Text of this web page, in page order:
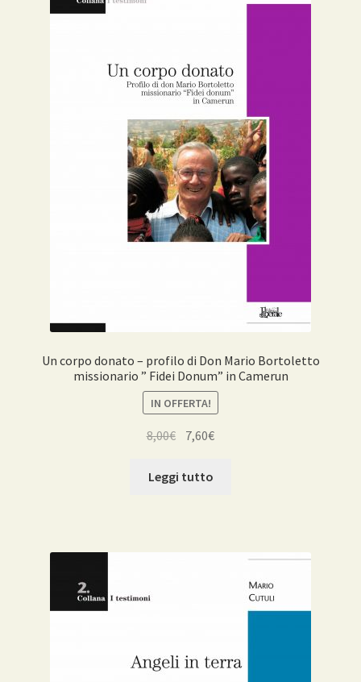
Un corpo donato – profilo di Don Mario Bortoletto
missionario ” Fidei Donum” in Camerun
IN OFFERTA!
8,00€
originale
7,60€Il
Leggi tutto